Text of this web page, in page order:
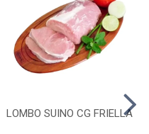
LOMBO SUINO CG FRIELLA